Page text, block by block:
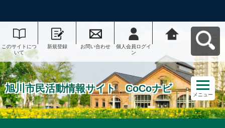
このサイトにつ
いて
新規登録 お問い合わせ
個人会員ログイ
ン
ナビへ戻る
旭川市民活動情報サイト CoCoナビ
メニュー